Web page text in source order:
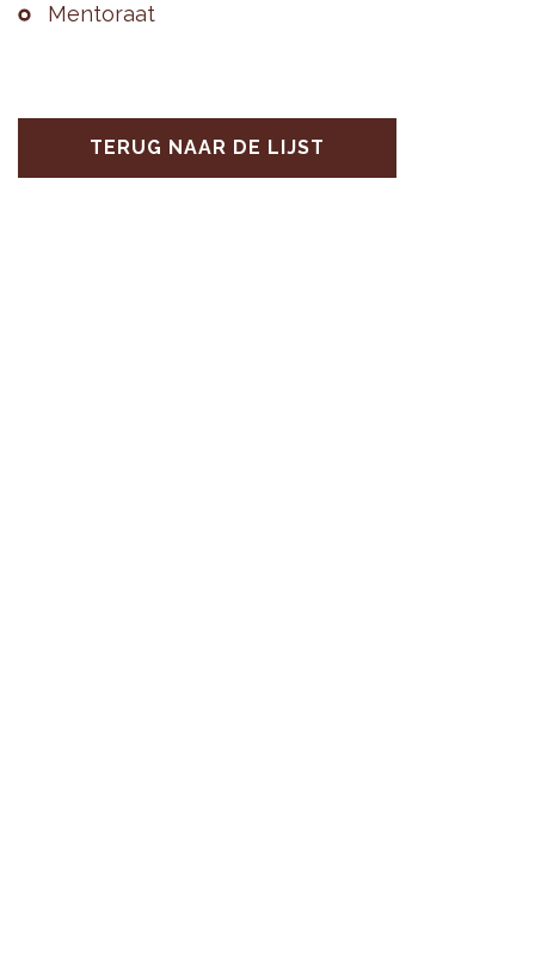
Men­to­raat
TERUG NAAR DE LIJST